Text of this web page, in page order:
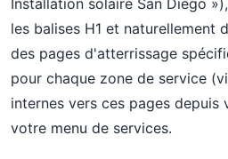
Installation solaire San Diego
les balises H1 et naturellement
des pages d'atterrissage
pour chaque zone de service
internes vers ces pages
votre menu de services.